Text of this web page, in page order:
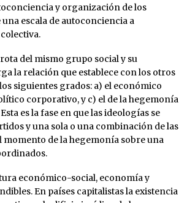
y organización de los
escala de autoconciencia a
del mismo grupo social y su
la relación que establece con los otros
siguientes grados: a) el económico
corporativo, y c) el de la hegemonía
es la fase en que las ideologías se
y una sola o una combinación de las
momento de la hegemonía sobre una
económico-social, economía y
En países capitalistas la existencia